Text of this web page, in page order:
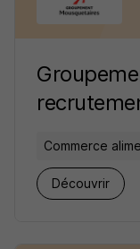
Commerce
Découvrir